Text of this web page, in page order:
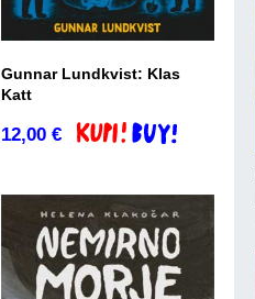
Gunnar Lundkvist: Klas
Katt
12,00 € Dodaj v košarico